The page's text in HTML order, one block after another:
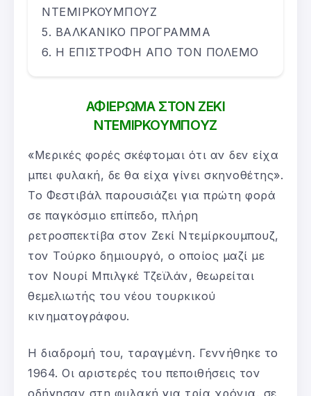
ΝΤΕΜΙΡΚΟΥΜΠΟΥΖ
ΒΑΛΚΑΝΙΚΟ ΠΡΟΓΡΑΜΜΑ
Η ΕΠΙΣΤΡΟΦΗ ΑΠΟ ΤΟΝ ΠΟΛΕΜΟ
ΑΦΙΕΡΩΜΑ ΣΤΟΝ ΖΕΚΙ
ΝΤΕΜΙΡΚΟΥΜΠΟΥΖ
«Μερικές φορές σκέφτομαι ότι αν δεν είχα
μπει φυλακή, δε θα είχα γίνει σκηνοθέτης».
Το Φεστιβάλ παρουσιάζει για πρώτη φορά
σε παγκόσμιο επίπεδο, πλήρη
ρετροσπεκτίβα στον Ζεκί Ντεμίρκουμπουζ,
τον Τούρκο δημιουργό, ο οποίος μαζί με
τον Νουρί Μπιλγκέ Τζεϊλάν, θεωρείται
θεμελιωτής του νέου τουρκικού
κινηματογράφου.
Η διαδρομή του, ταραγμένη. Γεννήθηκε το
1964. Οι αριστερές του πεποιθήσεις τον